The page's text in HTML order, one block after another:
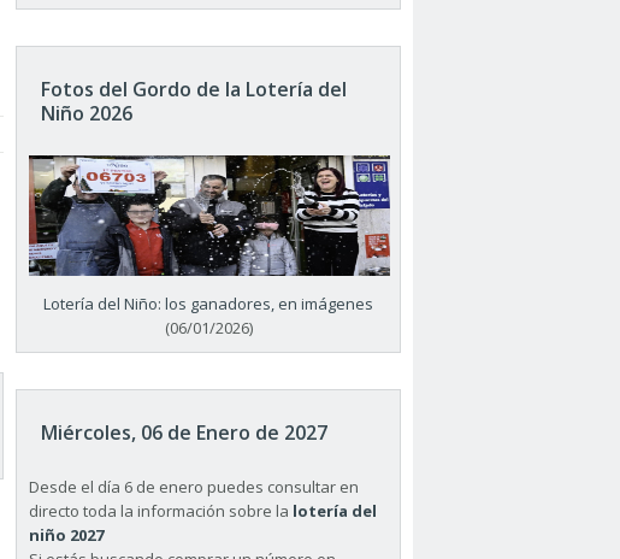
Fotos del Gordo de la Lotería del
Niño 2026
Lotería del Niño: los ganadores, en imágenes
(06/01/2026)
Miércoles, 06 de Enero de 2027
Desde el día 6 de enero puedes consultar en
directo toda la información sobre la lotería del
niño 2027